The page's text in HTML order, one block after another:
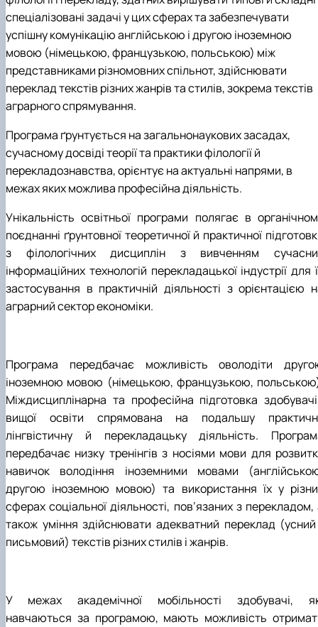
спеціалізовані задачі у цих сферах та забезпечувати
успішну комунікацію англійською і другою іноземною
мовою (німецькою, французькою, польською) між
представниками різномовних спільнот, здійснювати
переклад текстів різних жанрів та стилів, зокрема текстів
аграрного спрямування.
Програма ґрунтується на загальнонаукових засадах,
сучасному досвіді теорії та практики філології й
перекладознавства, орієнтує на актуальні напрями, в
межах яких можлива професійна діяльність.
Унікальність освітньої програми полягає в
поєднанні ґрунтовної теоретичної й практичної
з філологічних дисциплін з вивченням
інформаційних технологій перекладацької індустрії для
застосування в практичній діяльності з орієнтацією
аграрний сектор економіки.
Програма передбачає можливість оволодіти
іноземною мовою (німецькою, французькою,
Міждисциплінарна та професійна підготовка
вищої освіти спрямована на подальшу
лінгвістичну й перекладацьку діяльність.
передбачає низку тренінгів з носіями мови для
навичок володіння іноземними мовами
другою іноземною мовою) та використання їх у
сферах соціальної діяльності, пов’язаних з перекладом,
також уміння здійснювати адекватний переклад (усний
письмовий) текстів різних стилів і жанрів.
У межах академічної мобільності здобувачі,
навчаються за програмою, мають можливість